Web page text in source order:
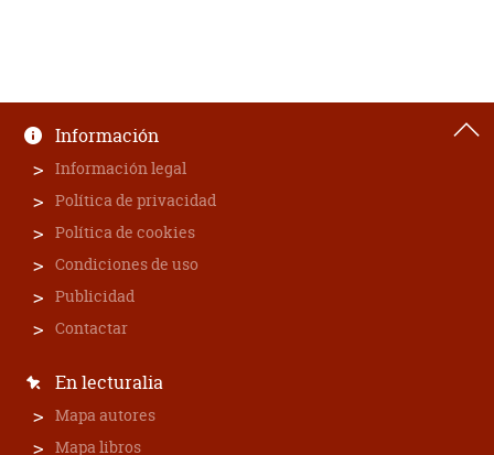
Información
Información legal
Política de privacidad
Política de cookies
Condiciones de uso
Publicidad
Contactar
En lecturalia
Mapa autores
Mapa libros